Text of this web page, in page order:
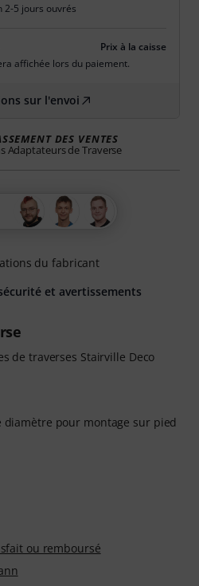
de traverses Stairville Deco
diamètre pour montage sur pied
ou remboursé
2-5 jours ouvrés
Prix à la caisse
affichée lors du paiement.
sur l'envoi
DES VENTES
Adaptateurs de Traverse
du fabricant
et avertissements